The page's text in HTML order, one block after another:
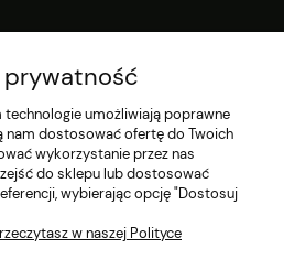
zamówień
prywatność
umożliwiają poprawne
nam dostosować ofertę do Twoich
wykorzystanie przez nas
do sklepu lub dostosować
wybierając opcję "Dostosuj
w naszej Polityce